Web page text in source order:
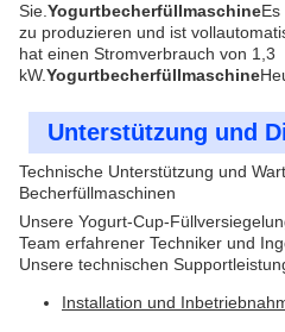
Sie. Yogurtbecherfüllmaschine
zu produzieren und ist
hat einen Stromverbrauch von 1,3
kW.Yogurtbecherfüllmaschine
Unterstützung und
Technische Unterstützung und
Becherfüllmaschinen
Unsere Yogurt-Cup-
Team erfahrener Techniker und
Unsere technischen
Installation und